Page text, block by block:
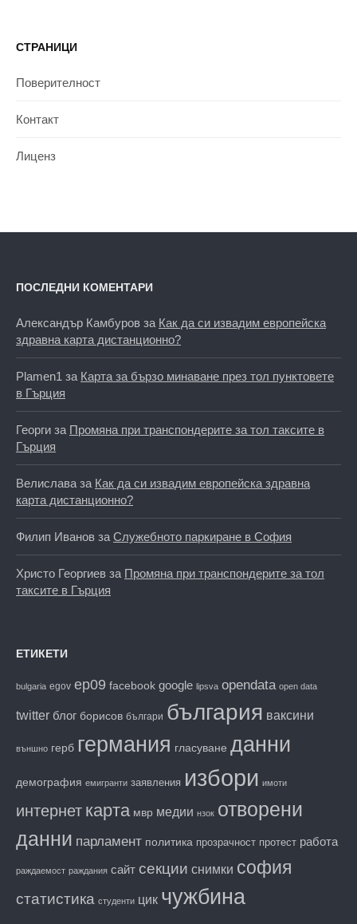
СТРАНИЦИ
Поверителност
Контакт
Лиценз
ПОСЛЕДНИ КОМЕНТАРИ
Александър Камбуров за Как да си извадим европейска
здравна карта дистанционно?
Plamen1 за Карта за бързо минаване през тол пунктовете
в Гърция
Георги за Промяна при транспондерите за тол таксите в
Гърция
Велислава за Как да си извадим европейска здравна
карта дистанционно?
Филип Иванов за Служебното паркиране в София
Христо Георгиев за Промяна при транспондерите за тол
таксите в Гърция
ЕТИКЕТИ
bulgaria egov ep09 facebook google lipsva opendata open data
twitter блог борисов българи българия ваксини
външно герб германия гласуване данни
демография емигранти заявления избори имоти
интернет карта мвр медии нзок отворени
данни парламент политика прозрачност протест работа
раждаемост раждания сайт секции снимки софия
статистика студенти цик чужбина